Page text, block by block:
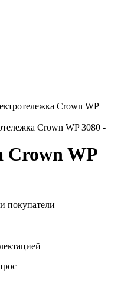
Crown WP
Crown WP
покупатели